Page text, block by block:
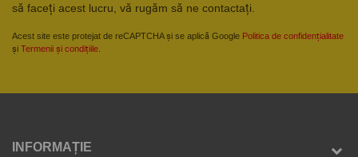
să faceți acest lucru, vă rugăm să ne contactați.
Acest site este protejat de reCAPTCHA și se aplică Google Politica de confidențialitate
și Termenii și condițiile
INFORMAȚIE